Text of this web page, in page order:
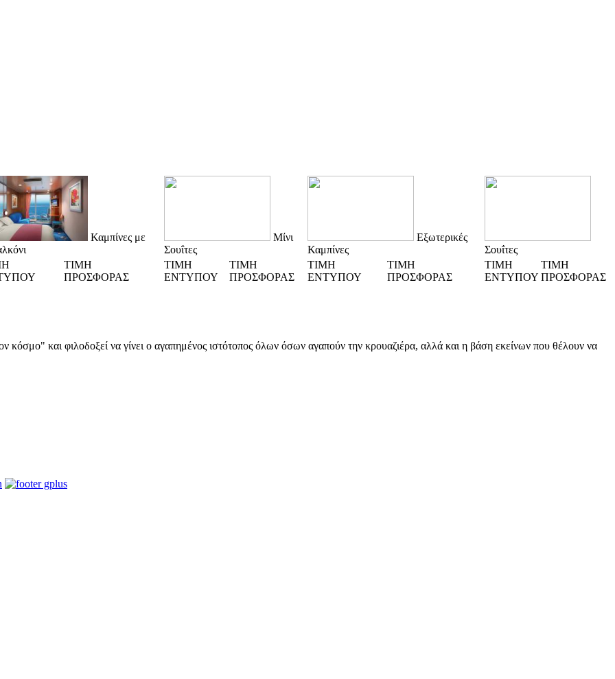
Καμπίνες με
Μίνι
Σουΐτες
Εξωτερικές
Καμπίνες
Σουΐτες
ΤΙΜΗ
ΠΡΟΣΦΟΡΑΣ
ΤΙΜΗ
ΕΝΤΥΠΟΥ
ΤΙΜΗ
ΠΡΟΣΦΟΡΑΣ
ΤΙΜΗ
ΕΝΤΥΠΟΥ
ΤΙΜΗ
ΠΡΟΣΦΟΡΑΣ
ΤΙΜΗ
ΕΝΤΥΠΟΥ
ΤΙΜΗ
ΠΡΟΣΦΟΡΑΣ
κόσμο" και φιλοδοξεί να γίνει ο αγαπημένος ιστότοπος όλων όσων αγαπούν την κρουαζιέρα, αλλά και η βάση εκείνων που θέλουν να